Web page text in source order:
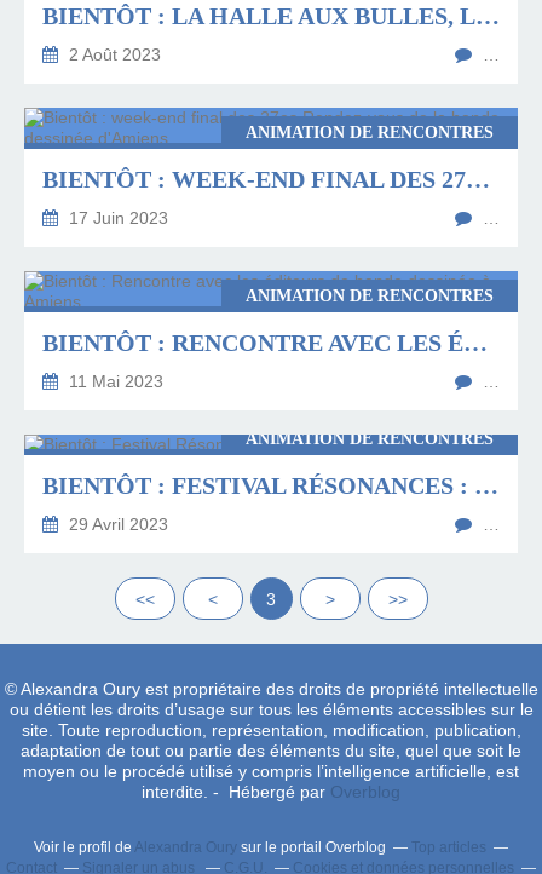
BIENTÔT : LA HALLE AUX BULLES, LE FESTIVAL BD DE BRESLES
2 Août 2023
ANIMATION DE RENCONTRES
BIENTÔT : WEEK-END FINAL DES 27ES RENDEZ-VOUS DE LA BANDE DESSINÉE D'AMIENS
17 Juin 2023
ANIMATION DE RENCONTRES
BIENTÔT : RENCONTRE AVEC LES ÉDITEURS DE BANDE DESSINÉE À AMIENS
11 Mai 2023
ANIMATION DE RENCONTRES
BIENTÔT : FESTIVAL RÉSONANCES : VISAGES D'ÉCRIVAIN
29 Avril 2023
<< < 3 > >>
© Alexandra Oury est propriétaire des droits de propriété intellectuelle
ou détient les droits d’usage sur tous les éléments accessibles sur le
site. Toute reproduction, représentation, modification, publication,
adaptation de tout ou partie des éléments du site, quel que soit le
moyen ou le procédé utilisé y compris l’intelligence artificielle, est
interdite. - Hébergé par Overblog
Voir le profil de Alexandra Oury sur le portail Overblog
Top articles
Contact
Signaler un abus C.G.U. Cookies et données personnelles